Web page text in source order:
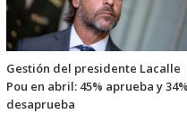
Gestión del presidente Lacalle
Pou en abril: 45% aprueba y 34%
desaprueba